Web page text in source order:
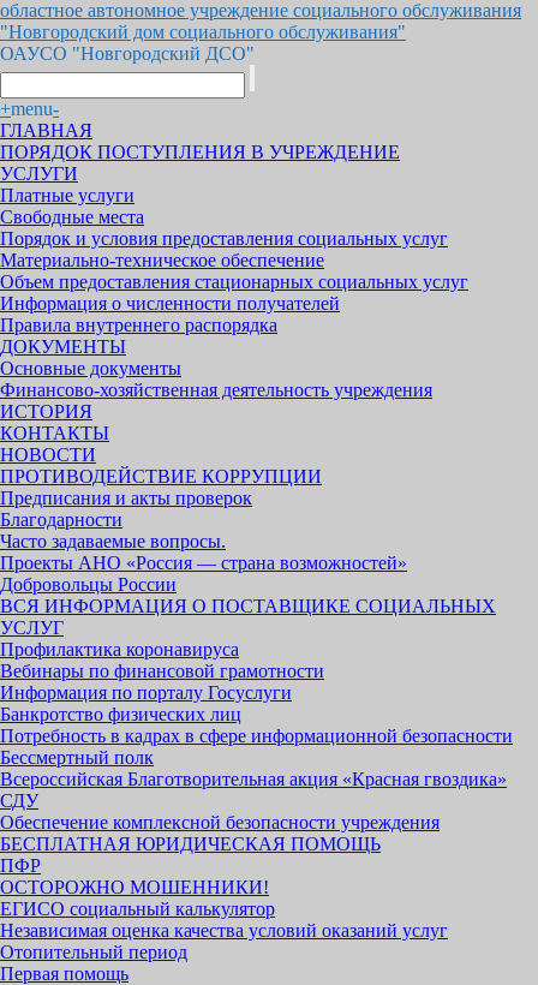
областное автономное учреждение социального обслуживания
"Новгородский дом социального обслуживания"
ОАУСО "Новгородский ДСО"
+menu-
ГЛАВНАЯ
ПОРЯДОК ПОСТУПЛЕНИЯ В УЧРЕЖДЕНИЕ
УСЛУГИ
Платные услуги
Свободные места
Порядок и условия предоставления социальных услуг
Материально-техническое обеспечение
Объем предоставления стационарных социальных услуг
Информация о численности получателей
Правила внутреннего распорядка
ДОКУМЕНТЫ
Основные документы
Финансово-хозяйственная деятельность учреждения
ИСТОРИЯ
КОНТАКТЫ
НОВОСТИ
ПРОТИВОДЕЙСТВИЕ КОРРУПЦИИ
Предписания и акты проверок
Благодарности
Часто задаваемые вопросы.
Проекты АНО «Россия — страна возможностей»
Добровольцы России
ВСЯ ИНФОРМАЦИЯ О ПОСТАВЩИКЕ СОЦИАЛЬНЫХ
УСЛУГ
Профилактика коронавируса
Вебинары по финансовой грамотности
Информация по порталу Госуслуги
Банкротство физических лиц
Потребность в кадрах в сфере информационной безопасности
Бессмертный полк
Всероссийская Благотворительная акция «Красная гвоздика»
СДУ
Обеспечение комплексной безопасности учреждения
БЕСПЛАТНАЯ ЮРИДИЧЕСКАЯ ПОМОЩЬ
ПФР
ОСТОРОЖНО МОШЕННИКИ!
ЕГИСО социальный калькулятор
Независимая оценка качества условий оказаний услуг
Отопительный период
Первая помощь